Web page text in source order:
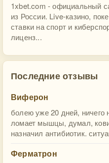
1xbet.com - официальный
из России. Live-казино,
ставки на спорт и
лиценз...
Последние отзывы
Виферон
болею уже 20 дней, ничего
ломает мышцы, думал,
назначил антибиотик.
Ферматрон